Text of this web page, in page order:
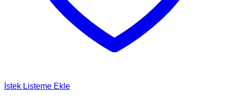
İstek Listeme Ekle